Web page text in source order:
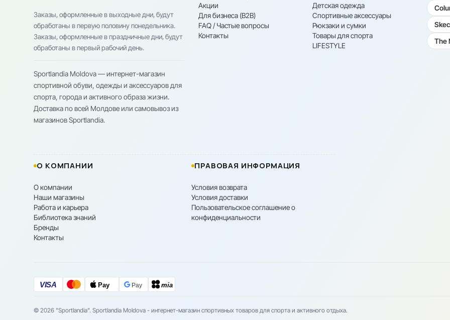
Заказы, оформленные в выходные дни, будут
обработаны в первую половину понедельника.
Заказы, оформленные в праздничные дни, будут
обработаны в первый рабочий день.
Sportlandia Moldova — интернет-магазин
спортивной обуви, одежды и аксессуаров для
спорта, города и активного образа жизни.
Доставка по всей Молдове или самовывоз из
магазинов Sportlandia.
Акции
Для бизнеса (B2B)
FAQ / Частые вопросы
Контакты
Детская одежда
Спортивные аксессуары
Рюкзаки и сумки
Товары для спорта
LIFESTYLE
The
О КОМПАНИИ
О компании
Наши магазины
Работа и карьера
Библиотека знаний
Бренды
Контакты
ПРАВОВАЯ ИНФОРМАЦИЯ
Условия возврата
Условия доставки
Пользовательское соглашение о
конфиденциальности
VISA Pay Pay mia
© 2026 "Sportlandia". Sportlandia Moldova - интернет-магазин спортивных товаров для спорта и активного отдыха.